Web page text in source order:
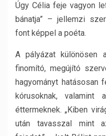
Úgy Célia feje vagyon
bánatja” – jellemzi
font képpel a poéta.
A pályázat különösen
finomító, megújító
hagyományt hatásosan
kórusoknak, valamint
éttermeknek. „Kiben
után tavasszal mint